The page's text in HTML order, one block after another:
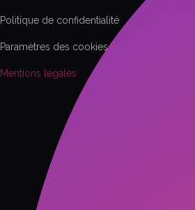
Politique de confidentialité
Paramètres des cookies
Mentions légales